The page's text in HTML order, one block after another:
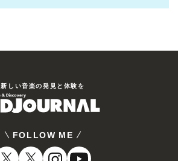
新しい⾳楽の発⾒と体験を
FOLLOW ME